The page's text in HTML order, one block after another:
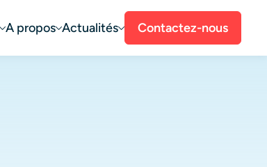
A propos Actualités Contactez-nous